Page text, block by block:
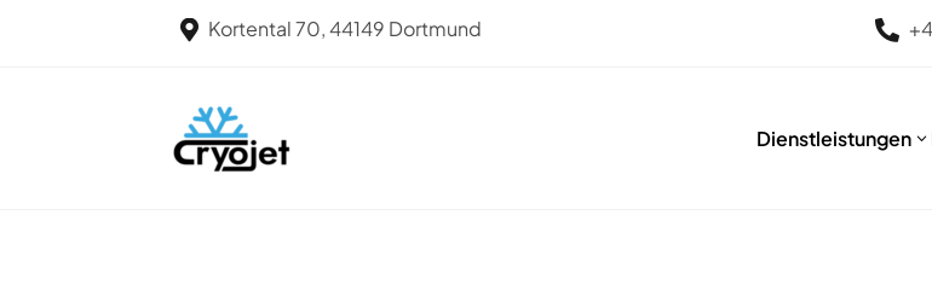
 Kortental 70, 44149 Dortmund 
Dienstleistungen 3